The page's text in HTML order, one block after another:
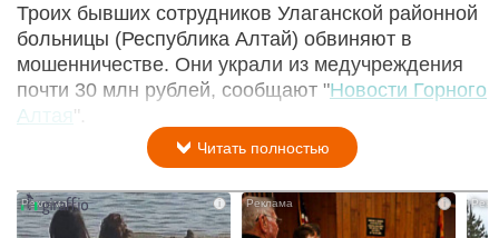
Троих бывших сотрудников Улаганской районной
больницы (Республика Алтай) обвиняют в
мошенничестве. Они украли из медучреждения
почти 30 млн рублей, сообщают "Новости Горного
Алтая ".
Читать полностью
i